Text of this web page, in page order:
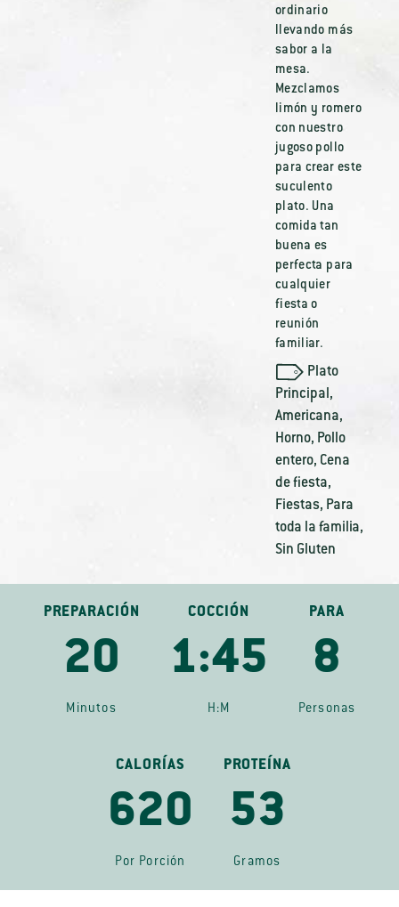
ordinario
llevando más
sabor a la
mesa.
Mezclamos
limón y romero
con nuestro
jugoso pollo
para crear este
suculento
plato. Una
comida tan
buena es
perfecta para
cualquier
fiesta o
reunión
familiar.
Plato
Principal,
Americana,
Horno, Pollo
entero, Cena
de fiesta,
Fiestas, Para
toda la familia,
Sin Gluten
PREPARACIÓN
20
Minutos
COCCIÓN
1:45
H:M
PARA
8
Personas
CALORÍAS
620
Por Porción
PROTEÍNA
53
Gramos